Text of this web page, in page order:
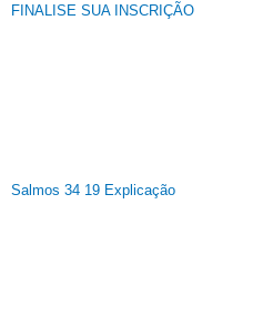
FINALISE SUA INSCRIÇÃO
Salmos 34 19 Explicação